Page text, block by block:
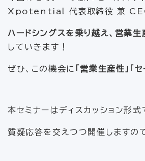
Xpotential 代表取締役 兼 CEO
ハードシングスを乗り越え、営業生
していきます！
ぜひ、この機会に 「営業生産性」「
本セミナーはディスカッション形式
質疑応答を交えつつ開催しますの